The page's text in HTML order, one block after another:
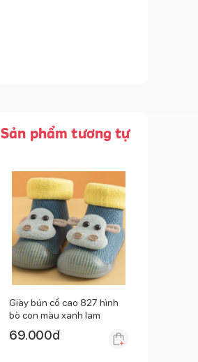
Sản phẩm tương tự
Giày bún cổ cao 827 hình
bò con màu xanh lam
69.000đ